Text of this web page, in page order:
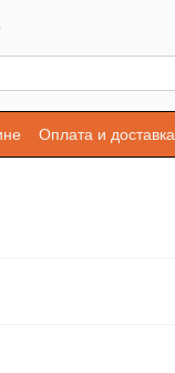
Оплата и доставка